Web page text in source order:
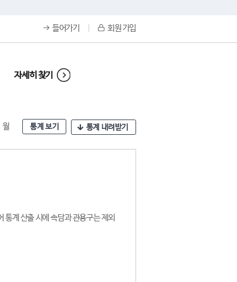
들어가기 회원 가입
자세히 찾기
월 통계 보기 통계 내려받기
통계 산출 시에 속담과 관용구는 제외